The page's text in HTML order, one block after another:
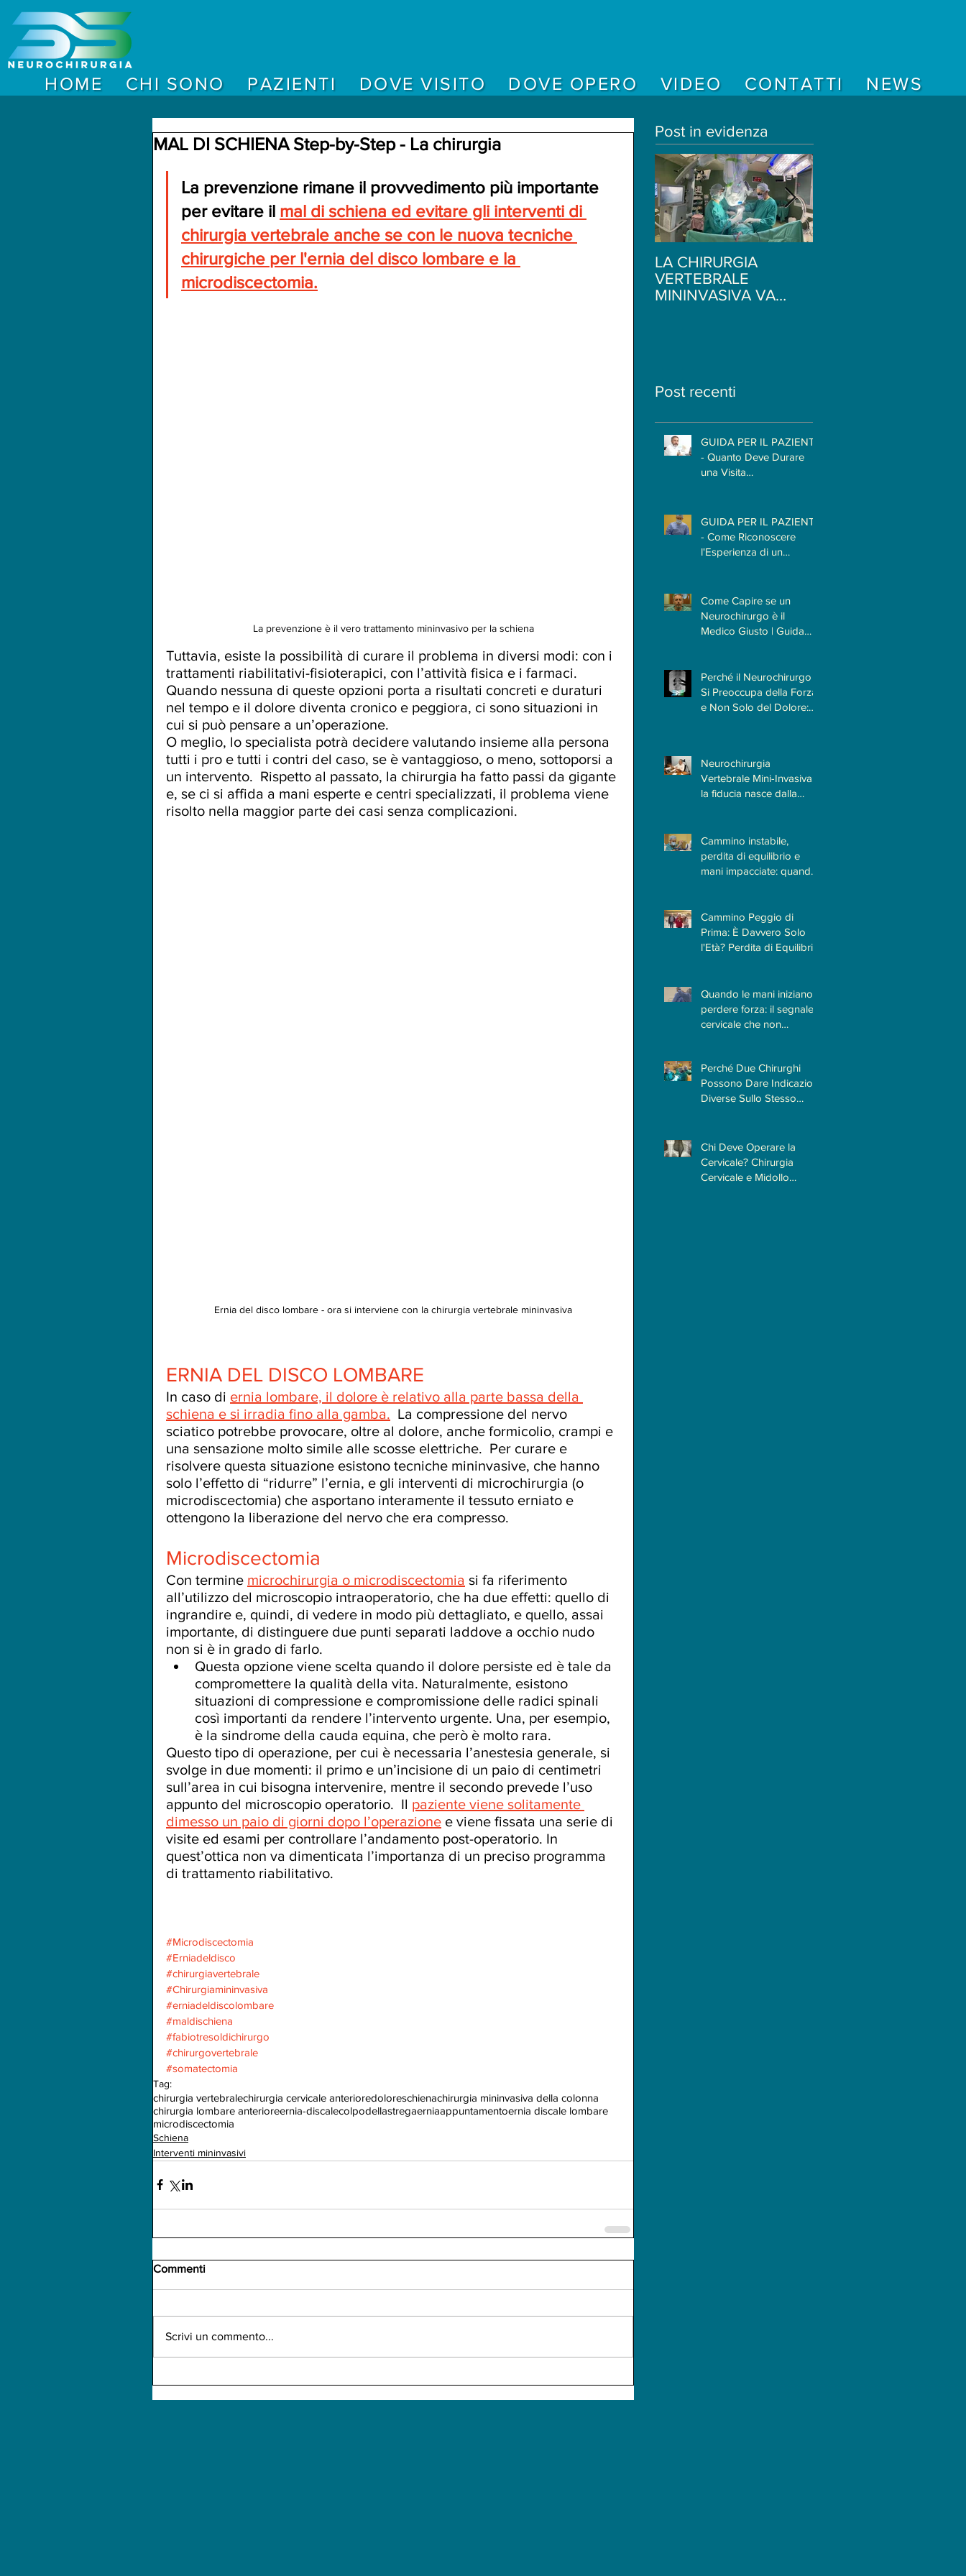
HOME CHI SONO PAZIENTI DOVE VISITO DOVE OPERO VIDEO CONTATTI NEWS
MAL DI SCHIENA Step-by-Step - La chirurgia
La prevenzione rimane il provvedimento più importante
per evitare il mal di schiena ed evitare gli interventi di
chirurgia vertebrale anche se con le nuova tecniche
chirurgiche per l'ernia del disco lombare e la
microdiscectomia.
La prevenzione è il vero trattamento mininvasivo per la schiena
Tuttavia, esiste la possibilità di curare il problema in diversi modi: con i
trattamenti riabilitativi-fisioterapici, con l’attività fisica e i farmaci.
Quando nessuna di queste opzioni porta a risultati concreti e duraturi
nel tempo e il dolore diventa cronico e peggiora, ci sono situazioni in
cui si può pensare a un’operazione.
O meglio, lo specialista potrà decidere valutando insieme alla persona
tutti i pro e tutti i contri del caso, se è vantaggioso, o meno, sottoporsi a
un intervento.  Rispetto al passato, la chirurgia ha fatto passi da gigante
e, se ci si affida a mani esperte e centri specializzati, il problema viene
risolto nella maggior parte dei casi senza complicazioni.
Ernia del disco lombare - ora si interviene con la chirurgia vertebrale mininvasiva
ERNIA DEL DISCO LOMBARE
In caso di ernia lombare, il dolore è relativo alla parte bassa della
schiena e si irradia fino alla gamba.
  La compressione del nervo
sciatico potrebbe provocare, oltre al dolore, anche formicolio, crampi e
una sensazione molto simile alle scosse elettriche.  Per curare e
risolvere questa situazione esistono tecniche mininvasive, che hanno
solo l’effetto di “ridurre” l’ernia, e gli interventi di microchirurgia (o
microdiscectomia) che asportano interamente il tessuto erniato e
ottengono la liberazione del nervo che era compresso.
Microdiscectomia
Con termine microchirurgia o microdiscectomia si fa riferimento
all’utilizzo del microscopio intraoperatorio, che ha due effetti: quello di
ingrandire e, quindi, di vedere in modo più dettagliato, e quello, assai
importante, di distinguere due punti separati laddove a occhio nudo
non si è in grado di farlo.
Questa opzione viene scelta quando il dolore persiste ed è tale da
compromettere la qualità della vita. Naturalmente, esistono
situazioni di compressione e compromissione delle radici spinali
così importanti da rendere l’intervento urgente. Una, per esempio,
è la sindrome della cauda equina, che però è molto rara.
Questo tipo di operazione, per cui è necessaria l’anestesia generale, si
svolge in due momenti: il primo e un’incisione di un paio di centimetri
sull’area in cui bisogna intervenire, mentre il secondo prevede l’uso
appunto del microscopio operatorio.  Il paziente viene solitamente
dimesso un paio di giorni dopo l’operazione e viene fissata una serie di
visite ed esami per controllare l’andamento post-operatorio. In
quest’ottica non va dimenticata l’importanza di un preciso programma
di trattamento riabilitativo.
#Microdiscectomia
#Erniadeldisco
#chirurgiavertebrale
#Chirurgiamininvasiva
#erniadeldiscolombare
#maldischiena
#fabiotresoldichirurgo
#chirurgovertebrale
#somatectomia
Tag:
chirurgia vertebralechirurgia cervicale anterioredoloreschienachirurgia mininvasiva della colonna
chirurgia lombare anterioreernia-discalecolpodellastregaerniaappuntamentoernia discale lombare
microdiscectomia
Schiena
Interventi mininvasivi
Commenti
Scrivi un commento...
Post in evidenza
LA CHIRURGIA
VERTEBRALE
MININVASIVA VA
Post recenti
GUIDA PER IL PAZIENTE
- Quanto Deve Durare
una Visita
Capire il Paziente
GUIDA PER IL PAZIENTE
- Come Riconoscere
l'Esperienza di un
Come Capire se un
Neurochirurgo è il
Medico Giusto | Guida
Perché il Neurochirurgo
Si Preoccupa della Forza
e Non Solo del Dolore:
Neurochirurgia
Vertebrale Mini-Invasiva:
la fiducia nasce dalla
Cammino instabile,
perdita di equilibrio e
mani impacciate: quando
differenza
Cammino Peggio di
Prima: È Davvero Solo
l'Età? Perdita di Equilibrio
Cervicale
Quando le mani iniziano a
perdere forza: il segnale
cervicale che non
Perché Due Chirurghi
Possono Dare Indicazioni
Diverse Sullo Stesso
Chi Deve Operare la
Cervicale? Chirurgia
Cervicale e Midollo